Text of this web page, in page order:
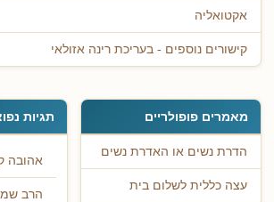
אקטואליה
קישורים נוספים - בעריכת רינה אזולאי
מאמרים פופולריים
הדרת נשים או האדרת נשים
עצה כללית לשלום בית
תגיות
אהובה
הרב